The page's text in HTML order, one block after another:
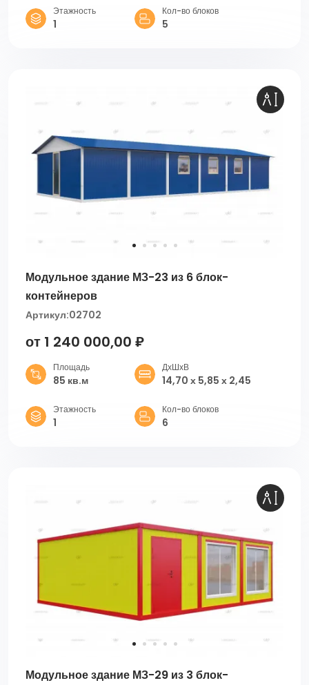
Этажность
1
Кол-во блоков
5
Модульное здание МЗ-23 из 6 блок-
контейнеров
Артикул:02702
от 1 240 000,00 ₽
Площадь
85 кв.м
ДхШхВ
14,70 х 5,85 х 2,45
Этажность
1
Кол-во блоков
6
Модульное здание МЗ-29 из 3 блок-